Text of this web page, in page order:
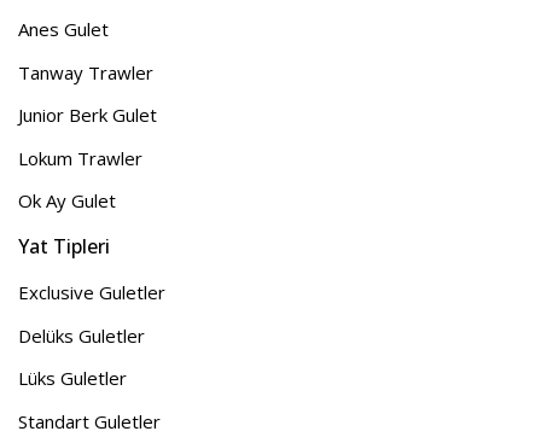
Anes Gulet
Tanway Trawler
Junior Berk Gulet
Lokum Trawler
Ok Ay Gulet
Yat Tipleri
Exclusive Guletler
Delüks Guletler
Lüks Guletler
Standart Guletler